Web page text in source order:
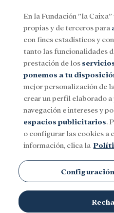
Menu
SocialInvestigación y becas
En la Fundación ”la
propias y de terceros para
con fines estadísticos y
tanto las funcionalidades
prestación de los
ponemos a tu
mejor personalización de
crear un perfil elaborado
navegación e intereses y
espacios publicitarios.
o configurar las cookies a
información, clica la